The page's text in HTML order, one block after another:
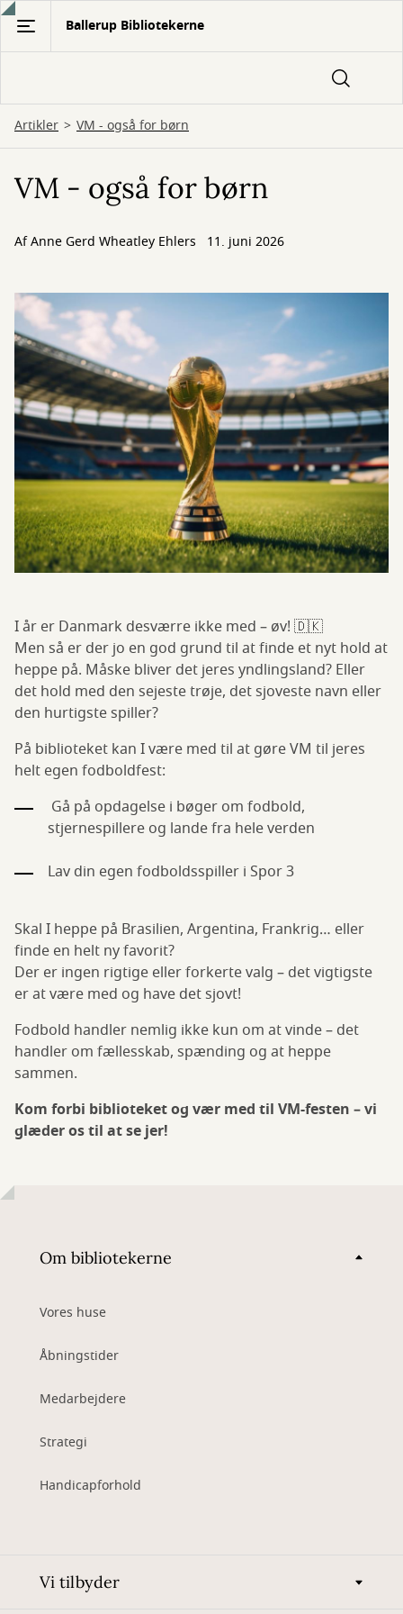
Gå
hovedindhold
Ballerup Bibliotekerne
Artikler VM - også for børn
VM - også for børn
AfAnne Gerd Wheatley Ehlers 11. juni 2026
I år er Danmark desværre ikke med – øv! 🇩🇰
Men så er der jo en god grund til at finde et nyt hold at
heppe på. Måske bliver det jeres yndlingsland? Eller
det hold med den sejeste trøje, det sjoveste navn eller
den hurtigste spiller?
På biblioteket kan I være med til at gøre VM til jeres
helt egen fodboldfest:
Gå på opdagelse i bøger om fodbold,
stjernespillere og lande fra hele verden
Lav din egen fodboldsspiller i Spor 3
Skal I heppe på Brasilien, Argentina, Frankrig… eller
finde en helt ny favorit?
Der er ingen rigtige eller forkerte valg – det vigtigste
er at være med og have det sjovt!
Fodbold handler nemlig ikke kun om at vinde – det
handler om fællesskab, spænding og at heppe
sammen.
Kom forbi biblioteket og vær med til VM-festen – vi
glæder os til at se jer!
Om bibliotekerne
Vores huse
Åbningstider
Medarbejdere
Strategi
Handicapforhold
Vi tilbyder